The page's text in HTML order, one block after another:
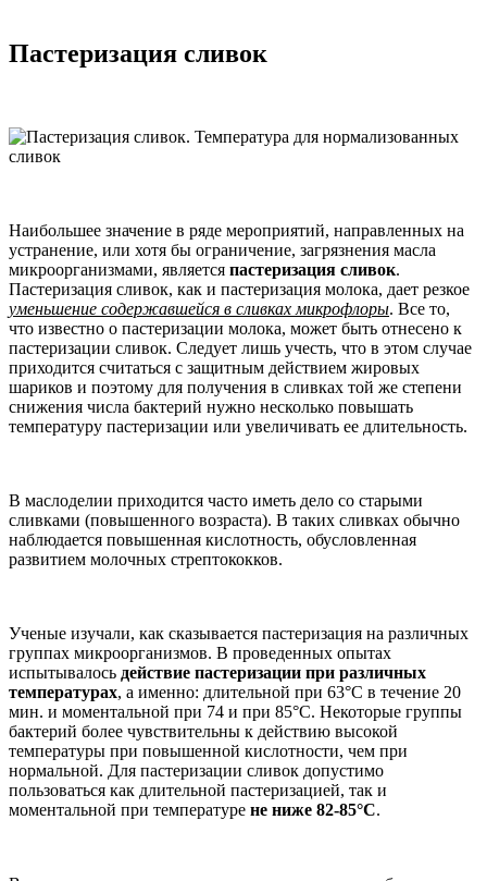
Пастеризация сливок
Наибольшее значение в ряде мероприятий, направленных на
устранение, или хотя бы ограничение, загрязнения масла
микроорганизмами, является пастеризация сливок.
Пастеризация сливок, как и пастеризация молока, дает резкое
уменьшение содержавшейся в сливках микрофлоры. Все то,
что известно о пастеризации молока, может быть отнесено к
пастеризации сливок. Следует лишь учесть, что в этом случае
приходится считаться с защитным действием жировых
шариков и поэтому для получения в сливках той же степени
снижения числа бактерий нужно несколько повышать
температуру пастеризации или увеличивать ее длительность.
В маслоделии приходится часто иметь дело со старыми
сливками (повышенного возраста). В таких сливках обычно
наблюдается повышенная кислотность, обусловленная
развитием молочных стрептококков.
Ученые изучали, как сказывается пастеризация на различных
группах микроорганизмов. В проведенных опытах
испытывалось действие пастеризации при различных
температурах, а именно: длительной при 63°С в течение 20
мин. и моментальной при 74 и при 85°С. Некоторые группы
бактерий более чувствительны к действию высокой
температуры при повышенной кислотности, чем при
нормальной. Для пастеризации сливок допустимо
пользоваться как длительной пастеризацией, так и
моментальной при температуре не ниже 82-85°С.